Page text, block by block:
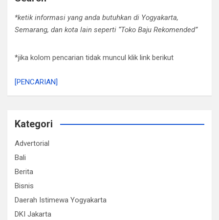
*ketik informasi yang anda butuhkan di Yogyakarta,
Semarang, dan kota lain seperti “Toko Baju Rekomended”
*jika kolom pencarian tidak muncul klik link berikut
[PENCARIAN]
Kategori
Advertorial
Bali
Berita
Bisnis
Daerah Istimewa Yogyakarta
DKI Jakarta